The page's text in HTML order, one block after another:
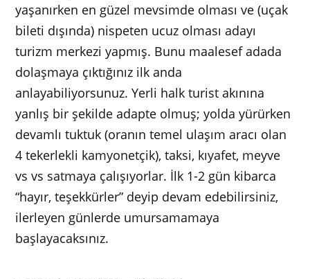
yaşanırken en güzel mevsimde olması ve (uçak
bileti dışında) nispeten ucuz olması adayı
turizm merkezi yapmış. Bunu maalesef adada
dolaşmaya çıktığınız ilk anda
anlayabiliyorsunuz. Yerli halk turist akınına
yanlış bir şekilde adapte olmuş; yolda yürürken
devamlı tuktuk (oranın temel ulaşım aracı olan
4 tekerlekli kamyonetçik), taksi, kıyafet, meyve
vs vs satmaya çalışıyorlar. İlk 1-2 gün kibarca
“hayır, teşekkürler” deyip devam edebilirsiniz,
ilerleyen günlerde umursamamaya
başlayacaksınız.